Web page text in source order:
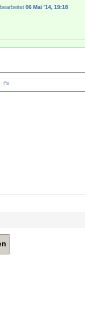
bearbeitet 06 Mai '14, 19:18